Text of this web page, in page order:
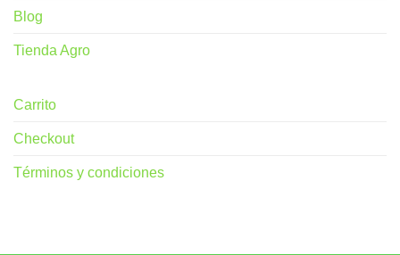
Blog
Tienda Agro
Carrito
Checkout
Términos y condiciones